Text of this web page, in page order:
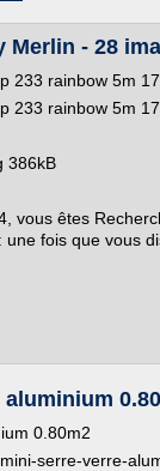
Merlin - 28
233 rainbow 5m
233 rainbow 5m
386kB
vous êtes
fois que vous
0.80m2
serre-verre-